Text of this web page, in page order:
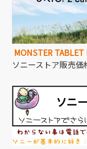
MONSTER TABLET
ソニーストア販売価